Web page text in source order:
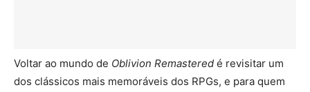
Voltar ao mundo de Oblivion Remastered é revisitar um
dos clássicos mais memoráveis dos RPGs, e para quem